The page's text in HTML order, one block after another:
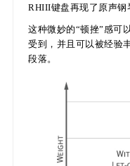
RHIII键盘再现了原声钢
这种微妙的“顿挫”感可
受到，并且可以被经验
段落。